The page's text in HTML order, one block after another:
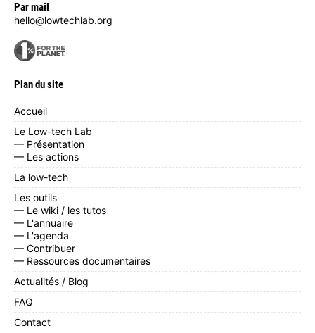
Par mail
hello@lowtechlab.org
Plan du site
Accueil
Le Low-tech Lab
— Présentation
— Les actions
La low-tech
Les outils
— Le wiki / les tutos
— L'annuaire
— L'agenda
— Contribuer
— Ressources documentaires
Actualités / Blog
FAQ
Contact